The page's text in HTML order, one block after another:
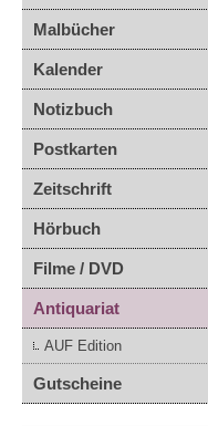
Malbücher
Kalender
Notizbuch
Postkarten
Zeitschrift
Hörbuch
Filme / DVD
Antiquariat
AUF Edition
Gutscheine